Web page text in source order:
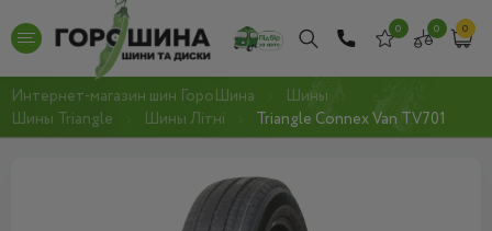
0 0 0
Интернет-магазин шин ГороШина
Шины
Шины Triangle
Шины Літні Triangle Connex Van TV701